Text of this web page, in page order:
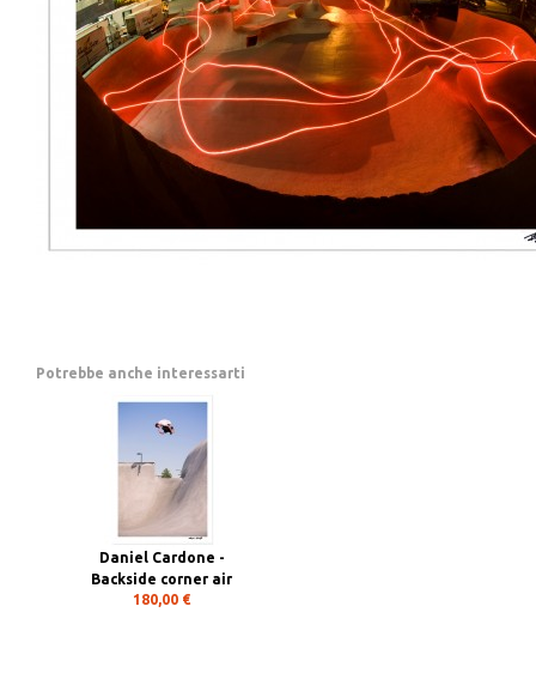
Potrebbe anche interessarti
Daniel Cardone -
Backside corner air
180,00 €